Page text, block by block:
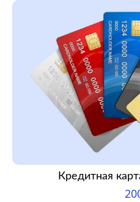
Кредитная